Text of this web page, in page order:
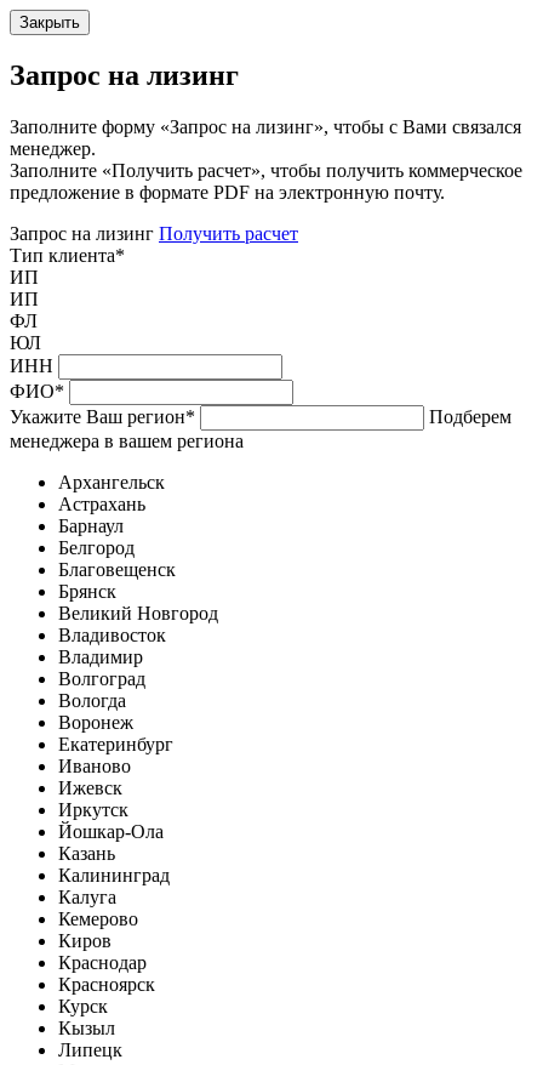
Закрыть
Запрос на лизинг
Заполните форму «Запрос на лизинг», чтобы с Вами связался
менеджер.
Заполните «Получить расчет», чтобы получить коммерческое
предложение в формате PDF на электронную почту.
Запрос на лизинг Получить расчет
Тип клиента*
ИП
ИП
ФЛ
ЮЛ
ИНН
ФИО*
Укажите Ваш регион*
Подберем
менеджера в вашем региона
Архангельск
Астрахань
Барнаул
Белгород
Благовещенск
Брянск
Великий Новгород
Владивосток
Владимир
Волгоград
Вологда
Воронеж
Екатеринбург
Иваново
Ижевск
Иркутск
Йошкар-Ола
Казань
Калининград
Калуга
Кемерово
Киров
Краснодар
Красноярск
Курск
Кызыл
Липецк